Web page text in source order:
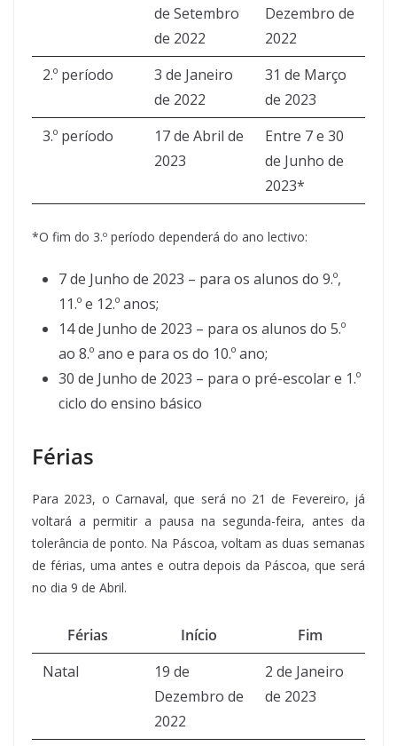
de Setembro
de 2022
Dezembro de
2022
2.º período
3 de Janeiro
de 2022
31 de Março
de 2023
3.º período
17 de Abril de
2023
Entre 7 e 30
de Junho de
2023*
*O fim do 3.º período dependerá do ano lectivo:
7 de Junho de 2023 – para os alunos do 9.º,
11.º e 12.º anos;
14 de Junho de 2023 – para os alunos do 5.º
ao 8.º ano e para os do 10.º ano;
30 de Junho de 2023 – para o pré-escolar e 1.º
ciclo do ensino básico
Férias
Para 2023, o Carnaval, que será no 21 de Fevereiro, já
voltará a permitir a pausa na segunda-feira, antes da
tolerância de ponto. Na Páscoa, voltam as duas semanas
de férias, uma antes e outra depois da Páscoa, que será
no dia 9 de Abril.
Férias Início
Fim
Natal
19 de
Dezembro de
2022
2 de Janeiro
de 2023